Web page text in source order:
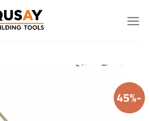
للمحتوى
-45%